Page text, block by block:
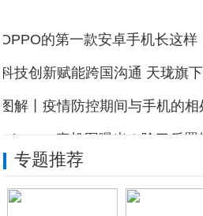
OPPO的第一款安卓手机长这样
科技创新赋能跨国沟通 天珑旗
图解丨疫情防控期间与手机的相
iPhone 8真机图曝光！除了后置
索尼日本官网疑似曝光PS5游戏
中秋节过后买手机不要盲目，4
专题推荐